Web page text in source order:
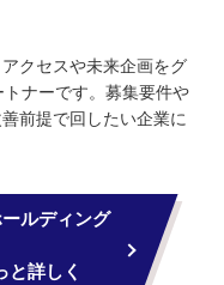
クセスや未来企画をグ
ナーです。募集要件や
前提で回したい企業に
ルディング
と詳しく